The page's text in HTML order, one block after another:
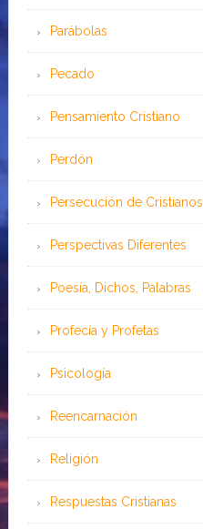
Parábolas
Pecado
Pensamiento Cristiano
Perdón
Persecución de Cristianos
Perspectivas Diferentes
Poesía, Dichos, Palabras
Profecía y Profetas
Psicología
Reencarnación
Religión
Respuestas Cristianas